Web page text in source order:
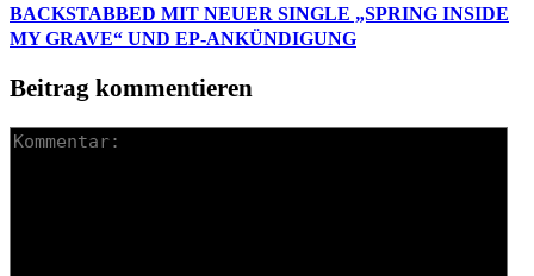
BACKSTABBED MIT NEUER SINGLE „SPRING INSIDE
MY GRAVE“ UND EP-ANKÜNDIGUNG
Beitrag kommentieren